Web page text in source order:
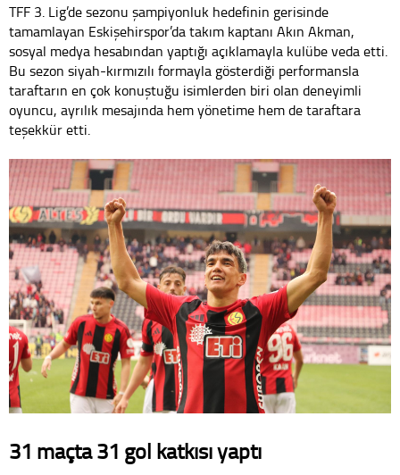
TFF 3. Lig’de sezonu şampiyonluk hedefinin gerisinde
tamamlayan Eskişehirspor’da takım kaptanı Akın Akman,
sosyal medya hesabından yaptığı açıklamayla kulübe veda etti.
Bu sezon siyah-kırmızılı formayla gösterdiği performansla
taraftarın en çok konuştuğu isimlerden biri olan deneyimli
oyuncu, ayrılık mesajında hem yönetime hem de taraftara
teşekkür etti.
31 maçta 31 gol katkısı yaptı